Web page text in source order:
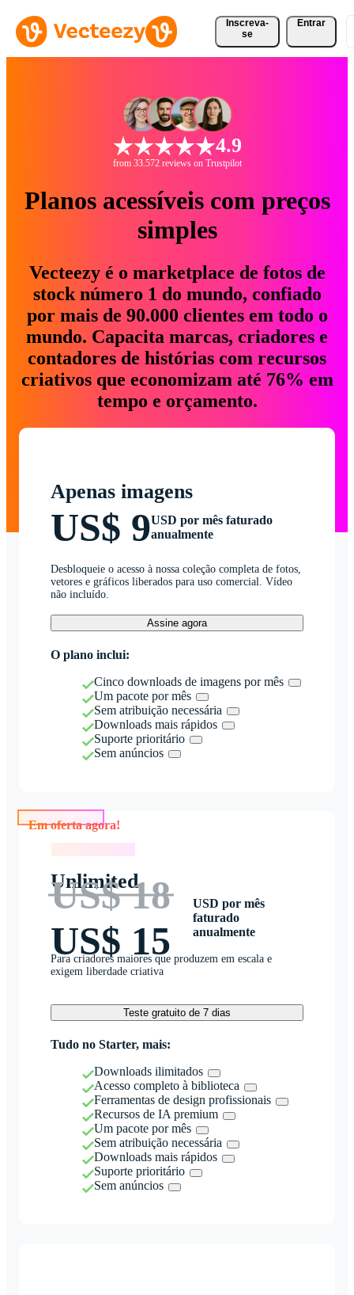
Inscreva-
se
Entrar
4.9
from 33.572 reviews on Trustpilot
Planos acessíveis com preços
simples
Vecteezy é o marketplace de fotos de
stock número 1 do mundo, confiado
por mais de 90.000 clientes em todo o
mundo. Capacita marcas, criadores e
contadores de histórias com recursos
criativos que economizam até 76% em
tempo e orçamento.
Apenas imagens
US$ 9USD por mês faturado
anualmente
Desbloqueie o acesso à nossa coleção completa de fotos,
vetores e gráficos liberados para uso comercial. Vídeo
não incluído.
Assine agora
O plano inclui:
Cinco downloads de imagens por mês
Um pacote por mês
Sem atribuição necessária
Downloads mais rápidos
Suporte prioritário
Sem anúncios
Unlimited
US$ 18
US$ 15
USD por mês
faturado
anualmente
Para criadores maiores que produzem em escala e
exigem liberdade criativa
Teste gratuito de 7 dias
Tudo no Starter, mais:
Downloads ilimitados
Acesso completo à biblioteca
Ferramentas de design profissionais
Recursos de IA premium
Um pacote por mês
Sem atribuição necessária
Downloads mais rápidos
Suporte prioritário
Sem anúncios